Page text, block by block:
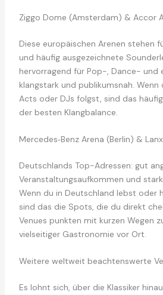
Ziggo Dome (Amsterdam) & Accor
Diese europäischen Arenen stehen
und häufig ausgezeichnete
hervorragend für Pop-, Dance- und
klangstark und publikumsnah. Wenn
Acts oder DJs folgst, sind das
der besten Klangbalance.
Mercedes‑Benz Arena (Berlin) &
Deutschlands Top-Adressen: gut
Veranstaltungsaufkommen und
Wenn du in Deutschland lebst oder
sind das die Spots, die du direkt
Venues punkten mit kurzen Wegen
vielseitiger Gastronomie vor Ort.
Weitere weltweit beachtenswerte
Es lohnt sich, über die Klassiker